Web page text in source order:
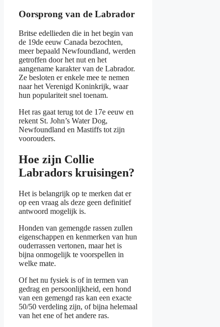
Oorsprong van de Labrador
Britse edellieden die in het begin van
de 19de eeuw Canada bezochten,
meer bepaald Newfoundland, werden
getroffen door het nut en het
aangename karakter van de Labrador.
Ze besloten er enkele mee te nemen
naar het Verenigd Koninkrijk, waar
hun populariteit snel toenam.
Het ras gaat terug tot de 17e eeuw en
rekent St. John’s Water Dog,
Newfoundland en Mastiffs tot zijn
voorouders.
Hoe zijn Collie
Labradors kruisingen?
Het is belangrijk op te merken dat er
op een vraag als deze geen definitief
antwoord mogelijk is.
Honden van gemengde rassen zullen
eigenschappen en kenmerken van hun
ouderrassen vertonen, maar het is
bijna onmogelijk te voorspellen in
welke mate.
Of het nu fysiek is of in termen van
gedrag en persoonlijkheid, een hond
van een gemengd ras kan een exacte
50/50 verdeling zijn, of bijna helemaal
van het ene of het andere ras.